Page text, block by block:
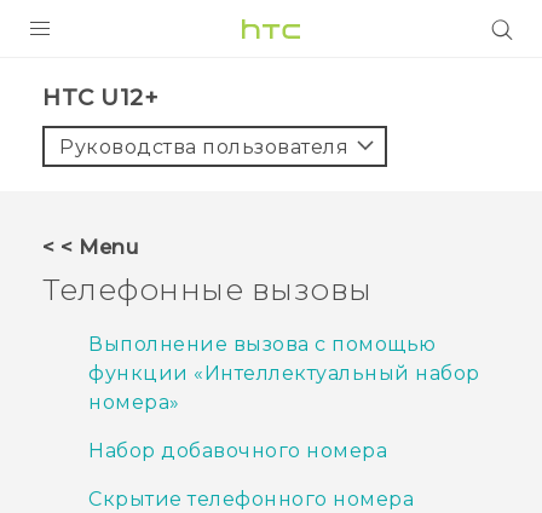
5G
ПОДДЕРЖКА
HTC U12+‎
Руководства пользователя
< < Menu
Телефонные вызовы
Выполнение вызова с помощью
функции «Интеллектуальный набор
номера»
Набор добавочного номера
Скрытие телефонного номера